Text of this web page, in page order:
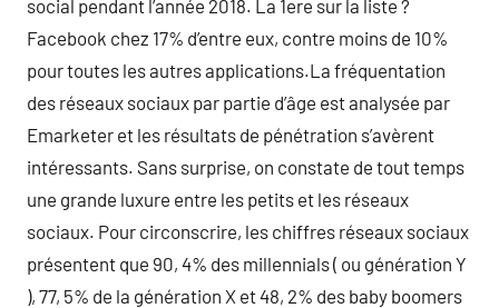
social pendant l’année 2018. La 1ere sur la liste ?
Facebook chez 17% d’entre eux, contre moins de 10%
pour toutes les autres applications.La fréquentation
des réseaux sociaux par partie d’âge est analysée par
Emarketer et les résultats de pénétration s’avèrent
intéressants. Sans surprise, on constate de tout temps
une grande luxure entre les petits et les réseaux
sociaux. Pour circonscrire, les chiffres réseaux sociaux
présentent que 90, 4% des millennials ( ou génération Y
), 77, 5% de la génération X et 48, 2% des baby boomers